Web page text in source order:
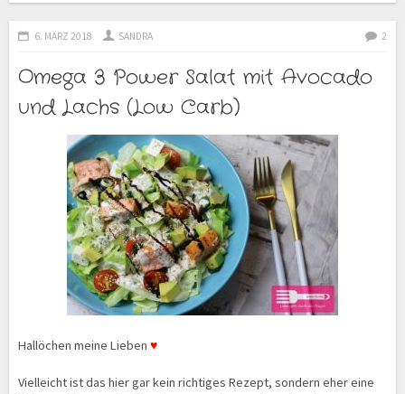
6. MÄRZ 2018 SANDRA 2
Omega 3 Power Salat mit Avocado
und Lachs (Low Carb)
Hallöchen meine Lieben ♥
Vielleicht ist das hier gar kein richtiges Rezept, sondern eher eine